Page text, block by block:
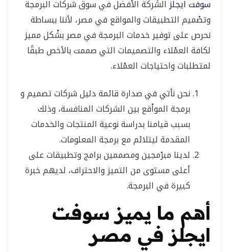
سوفت ايجلز الشْركة الأفضل في سوق شركات البرمجة
وتصْميم التطبيقات والمواقع في مصر، لأننا ببساطة
نحرص على توفير خدمات البرمجة في مصر بشْكل مميز
لكافة العمْلاء والتصميمات التي صممت بالأخص طبقًا
لمتطلبات واحتياجات العمْلاء.
نحن نأتي في صدارة قائمة دليل شركات تصميم و
برمجة المواْقع بين الشركات المنافسة، وذلك
بسبب قيامنا بدراسة نوعية المنتجات والخدمات
المقدمة ليتلائم مع برمجة المعلومات.
لدينا مبرْمجين ومصممين برامج وتطبيقات على
أعلى مستوى من التميز والاحتراف، لديهم خبرة
كبيرة في البرمجة.
أهم ما يميز سوفت
ايجلز في مصر